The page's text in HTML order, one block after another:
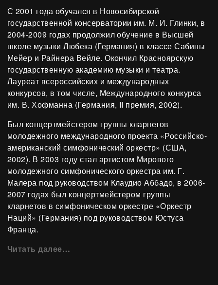
С 2001 года обучался в Новосибирской
государственной консерватории им. М. И. Глинки, в
2004-2009 годах продолжил обучение в Высшей
школе музыки Любека (Германия) в классе Сабины
Мейер и Райнера Вейле. Окончил Красноярскую
государственную академию музыки и театра.
Лауреат всероссийских и международных
конкурсов, в том числе, Международного конкурса
им. В. Хофманна (Германия, II премия, 2002).
Был концертмейстером группы кларнетов
молодежного международного проекта «Российско-
американский симфонический оркестр» (США,
2002). В 2003 году стал артистом Мирового
молодежного симфонического оркестра им. Г.
Малера под руководством Клаудио Аббадо, в 2006-
2007 годах был концертмейстером группы
кларнетов в симфоническом оркестре «Оркестр
Наций» (Германия) под руководством Юстуса
Франца.
Читать далее…